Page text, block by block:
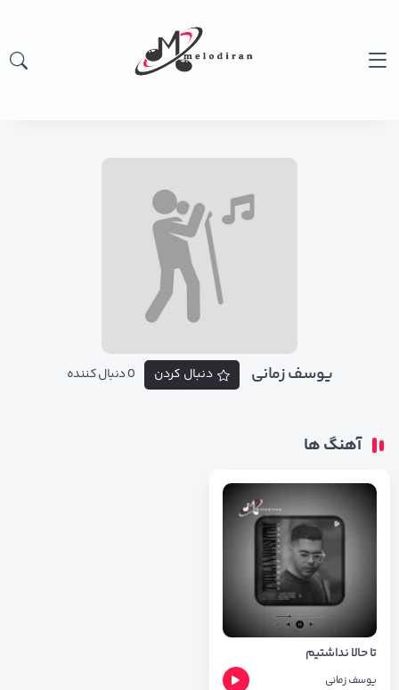
یوسف زمانی دنبال کردن 0 دنبال کننده
آهنگ ها
تا حالا نداشتیم
یوسف زمانی